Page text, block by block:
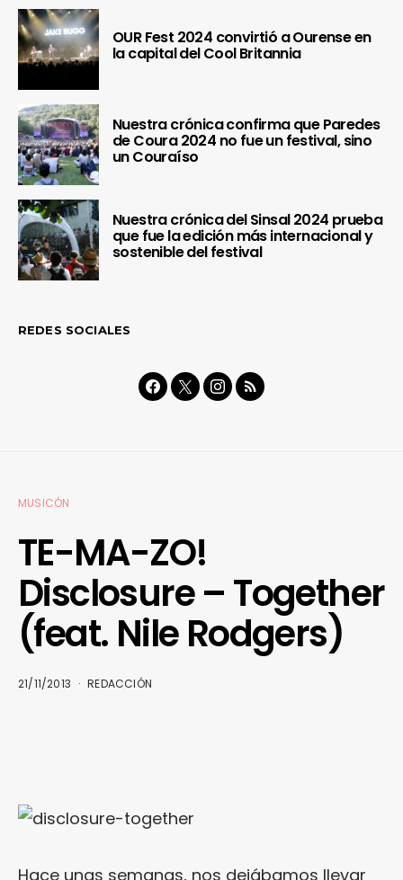
OUR Fest 2024 convirtió a Ourense en
la capital del Cool Britannia
Nuestra crónica confirma que Paredes
de Coura 2024 no fue un festival, sino
un Couraíso
Nuestra crónica del Sinsal 2024 prueba
que fue la edición más internacional y
sostenible del festival
REDES SOCIALES
MUSICÓN
TE-MA-ZO!
Disclosure – Together
(feat. Nile Rodgers)
21/11/2013 REDACCIÓN
Hace unas semanas, nos dejábamos llevar